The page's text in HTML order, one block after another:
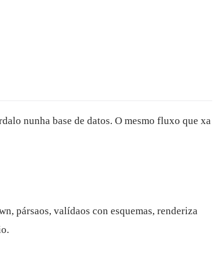
nunha base de datos. O mesmo fluxo que xa
pársaos, valídaos con esquemas, renderiza